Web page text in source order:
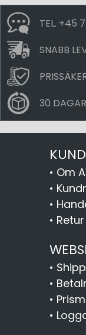
TEL. +45
SNABB
30
• Om
•
•
•
•
•
•
•